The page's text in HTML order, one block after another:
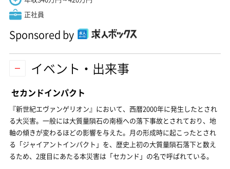
正社員
Sponsored by
イベント・出来事
セカンドインパクト
『新世紀エヴァンゲリオン』において、西暦2000年に発生したとされ
る大災害。一般には大質量隕石の南極への落下事故とされており、地
軸の傾きが変わるほどの影響を与えた。月の形成時に起こったとされ
る「ジャイアントインパクト」を、歴史上初の大質量隕石落下と数え
るため、2度目にあたる本災害は「セカンド」の名で呼ばれている。